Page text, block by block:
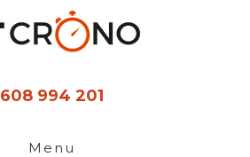
608 994 201
Menu